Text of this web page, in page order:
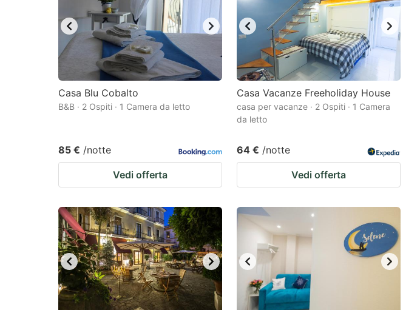
Casa Blu Cobalto
B&B · 2 Ospiti · 1 Camera da letto
85 € /notte
Vedi offerta
Casa Vacanze Freeholiday House
casa per vacanze · 2 Ospiti · 1 Camera
da letto
64 € /notte
Vedi offerta